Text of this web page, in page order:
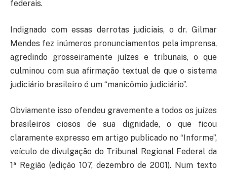
federais.
Indignado com essas derrotas judiciais, o dr. Gilmar
Mendes fez inúmeros pronunciamentos pela imprensa,
agredindo grosseiramente juízes e tribunais, o que
culminou com sua afirmação textual de que o sistema
judiciário brasileiro é um “manicômio judiciário”.
Obviamente isso ofendeu gravemente a todos os juízes
brasileiros ciosos de sua dignidade, o que ficou
claramente expresso em artigo publicado no “Informe”,
veículo de divulgação do Tribunal Regional Federal da
1ª Região (edição 107, dezembro de 2001). Num texto